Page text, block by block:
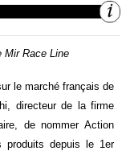
Mir Race Line
le marché français de
directeur de la firme
de nommer Action
produits depuis le 1er